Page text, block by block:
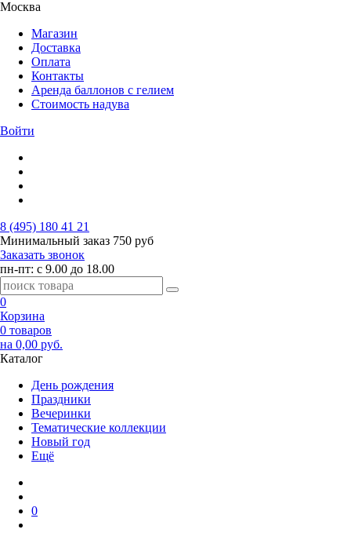
Москва
Магазин
Доставка
Оплата
Контакты
Аренда баллонов с гелием
Стоимость надува
Войти
8 (495) 180 41 21
Минимальный заказ 750 руб
Заказать звонок
пн-пт: с 9.00 до 18.00
0
Корзина
0 товаров
на 0,00 руб.
Каталог
День рождения
Праздники
Вечеринки
Тематические коллекции
Новый год
Ещё
0